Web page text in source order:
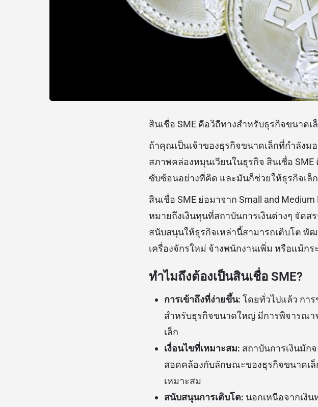
สินเชื่อ SME คือวิถีทางสำหรับธุรกิจขนาดเ
ถ้าคุณเป็นเจ้าของธุรกิจขนาดเล็กที่กำลังม
สภาพคล่องหมุนเวียนในธุรกิจ สินเชื่อ
ซับซ้อนอย่างที่คิด และมันก็ช่วยให้ธุรกิจเล็
สินเชื่อ SME ย่อมาจาก Small and
หมายถึงเงินทุนที่สถาบันการเงินต่างๆ จัดส
สนับสนุนให้ธุรกิจเหล่านี้สามารถเติบโต พั
เครื่องจักรใหม่ จ้างพนักงานเพิ่ม หรือแม้ก
ทำไมถึงต้องเป็นสินเชื่อ SME?
การเข้าถึงที่ง่ายขึ้น: โดยทั่วไปแล้ว กา
สำหรับธุรกิจขนาดใหญ่ มีการพิจารณ
เล็ก
เงื่อนไขที่เหมาะสม: สถาบันการเงินมัก
สอดคล้องกับลักษณะของธุรกิจขนาดเล็
เหมาะสม
สนับสนุนการเติบโต: นอกเหนือจากเงิ